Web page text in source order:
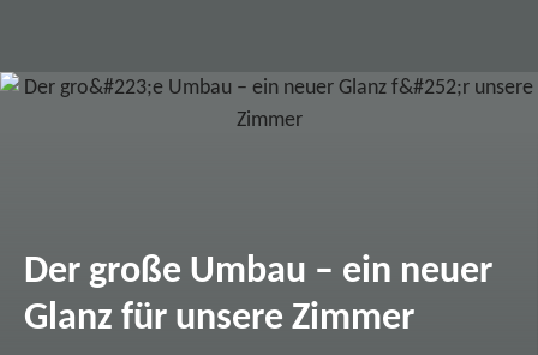
Der große Umbau – ein neuer
Glanz für unsere Zimmer